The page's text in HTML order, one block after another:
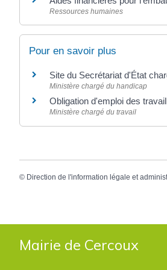
Ressources humaines
Pour en savoir plus
Site du Secrétariat d'État
Ministère chargé du handicap
Obligation d'emploi des
Ministère chargé du travail
© Direction de l'information légale et
Mairie de Cercoux